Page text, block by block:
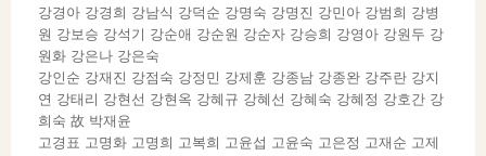
강경아 강경희 강남식 강덕순 강명숙 강명진 강민아 강범희 강병
원 강보승 강석기 강순애 강순원 강순자 강승희 강영아 강원두 강
원화 강은나 강은숙
강인순 강재진 강점숙 강정민 강제훈 강종남 강종완 강주란 강지
연 강태리 강현선 강현옥 강혜규 강혜선 강혜숙 강혜정 강호간 강
희숙 故 박재윤
고경표 고명화 고명희 고복희 고윤섭 고윤숙 고은정 고재순 고제